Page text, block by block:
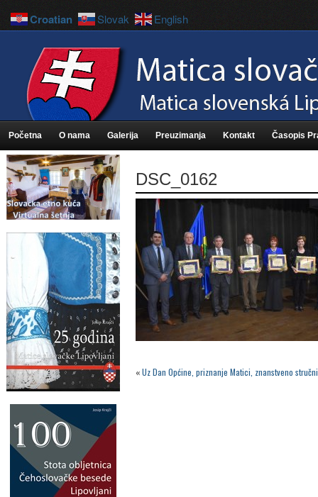
Početna O nama Galerija Preuzimanja Kontakt Časopis
DSC_0162
«Uz Dan Općine, priznanje Matici, znanstveno
Croatian Slovak English